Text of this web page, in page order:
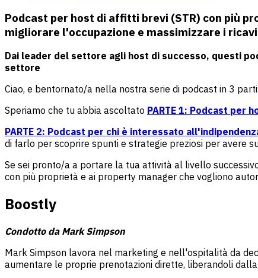
Podcast per host di affitti brevi (STR) con più
migliorare l'occupazione e massimizzare i ricavi
Dai leader del settore agli host di successo, questi
settore
Ciao, e bentornato/a nella nostra serie di podcast in 3
Speriamo che tu abbia ascoltato PARTE 1: Podcast per
PARTE 2: Podcast per chi è interessato
di farlo per scoprire spunti e strategie preziosi per avere
Se sei pronto/a a portare la tua attività al livello
con più proprietà e ai property manager che vogliono
Boostly
Condotto da Mark Simpson
Mark Simpson lavora nel marketing e nell'ospitalità da
aumentare le proprie prenotazioni dirette, liberandoli dalla